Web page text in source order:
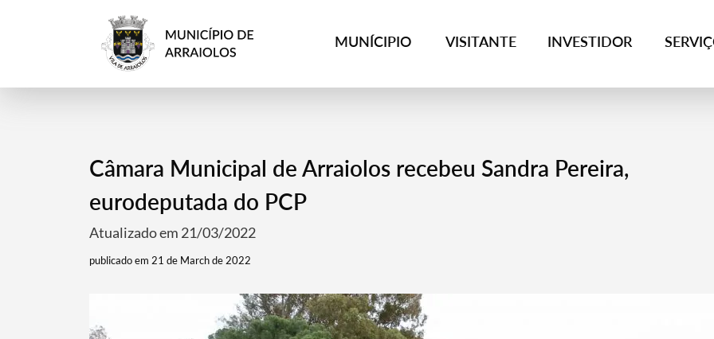
MUNÍCIPIO VISITANTE INVESTIDOR
Câmara Municipal de Arraiolos recebeu Sandra Pereira,
eurodeputada do PCP
Atualizado em 21/03/2022
publicado em 21 de March de 2022